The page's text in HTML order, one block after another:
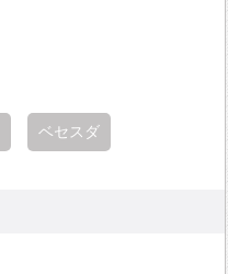
ベセスダ